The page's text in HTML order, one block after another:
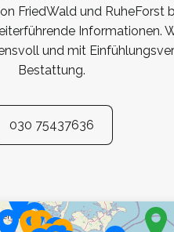
FriedWald und RuheForst
Informationen.
und mit
Bestattung.
030 75437636